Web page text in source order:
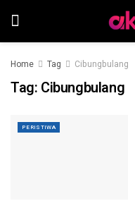
Home Tag Cibungbulang
Tag: Cibungbulang
PERISTIWA